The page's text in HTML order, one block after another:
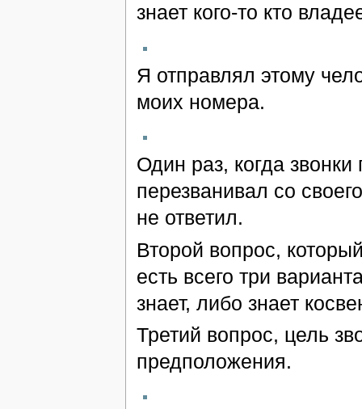
знает кого-то кто
Я отправлял этому
моих номера.
Один раз, когда
перезванивал со
не ответил.
Второй вопрос,
есть всего три
знает, либо знает
Третий вопрос, цель
предположения.